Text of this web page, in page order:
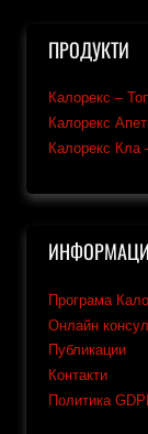
ПРОДУКТИ
Калорекс –
Калорекс
Калорекс Кла
Програма
Онлайн
Публикации
Контакти
Политика